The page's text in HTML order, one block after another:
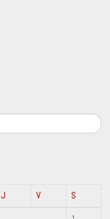
J V
S